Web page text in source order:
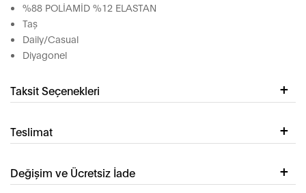
%88 POLİAMİD %12 ELASTAN
Taş
Daily/Casual
Diyagonel
Taksit Seçenekleri
Teslimat
Değişim ve Ücretsiz İade